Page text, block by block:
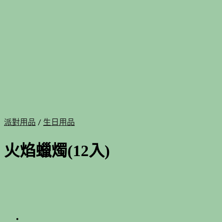
派對用品 / 生日用品
火焰蠟燭(12入)